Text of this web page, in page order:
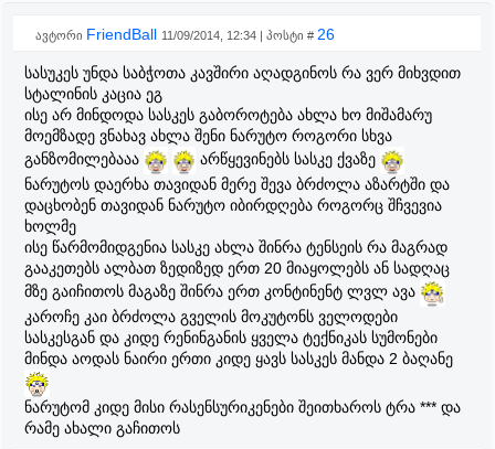
ავტორი FriendBall 11/09/2014, 12:34 | პოსტი # 26
სასუკეს უნდა საბჭოთა კავშირი აღადგინოს რა ვერ მიხვდით
სტალინის კაცია ეგ
ისე არ მინდოდა სასკეს გაბოროტება ახლა ხო მიშამარუ
მოემზადე ვნახავ ახლა შენი ნარუტო როგორი სხვა
განზომილებააა
არწყევინებს სასკე ქვაზე
ნარუტოს დაერხა თავიდან მერე შევა ბრძოლა აზარტში და
დაცხობენ თავიდან ნარუტო იბირდღება როგორც შჩვევია
ხოლმე
ისე წარმომიდგენია სასკე ახლა შინრა ტენსეის რა მაგრად
გააკეთებს ალბათ ზედიზედ ერთ 20 მიაყოლებს ან სადღაც
მზე გაიჩითოს მაგაზე შინრა ერთ კონტინენტ ლვლ ავა
კაროჩე კაი ბრძოლა გველის მოკუტონს ველოდები
სასკესგან და კიდე რენინგანის ყველა ტექნიკას სუმონები
მინდა აოდას ნაირი ერთი კიდე ყავს სასკეს მანდა 2 ბაღანე
ნარუტომ კიდე მისი რასენსურიკენები შეითხაროს ტრა *** და
რამე ახალი გაჩითოს